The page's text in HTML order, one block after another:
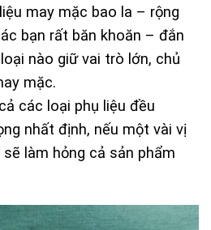
may mặc bao la – rộng
bạn rất băn khoăn – đắn
nào giữ vai trò lớn, chủ
mặc.
các loại phụ liệu đều
nhất định, nếu một vài vị
làm hỏng cả sản phẩm